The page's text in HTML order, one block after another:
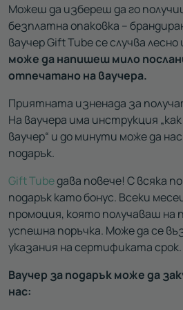
Можеш да избереш да го
безплатна опаковка –
ваучер Gift Tube се случва лесно
може да напишеш мило
отпечатано на ваучера.
Приятната изненада за
На ваучера има инструкция
ваучер“ и до минути може да
подарък.
Gift Tubeдава повече! С всяка
подарък като бонус. Всеки
промоция, която получаваш на
успешна поръчка. Може да се
указания на сертификата срок.
Ваучер за подарък може да
нас: